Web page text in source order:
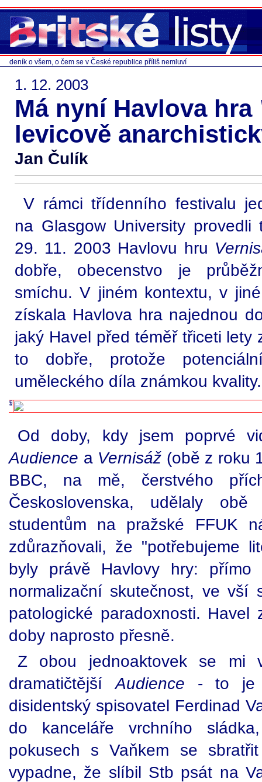
deník o všem, o čem se v České republice příliš nemluví
1. 12. 2003
Má nyní Havlova hra
levicově
Jan Čulík
V rámci třídenního festivalu
na Glasgow University
29. 11. 2003 Havlovu hru
dobře, obecenstvo je
smíchu. V jiném kontextu, v
získala Havlova hra najednou
jaký Havel před téměř třiceti lety
to dobře, protože
uměleckého díla známkou kvality.
Od doby, kdy jsem poprvé
Audience a Vernisáž (obě z roku
BBC, na mě, čerstvého
Československa, udělaly
studentům na pražské FFUK
zdůrazňovali, že "potřebujeme
byly právě Havlovy hry:
normalizační skutečnost, ve vší
patologické paradoxnosti. Havel
doby naprosto přesně.
Z obou jednoaktovek se mi
dramatičtějšíAudience - to je
disidentský spisovatel Ferdinad
do kanceláře vrchního
pokusech s Vaňkem se
vypadne, že slíbil Stb psát na